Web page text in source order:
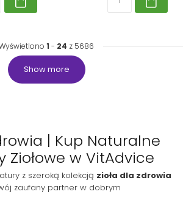
1 - 24 z 5686
Show more
| Kup Naturalne
Ziołowe w VitAdvice
z szeroką kolekcją zioła dla zdrowia
zaufany partner w dobrym